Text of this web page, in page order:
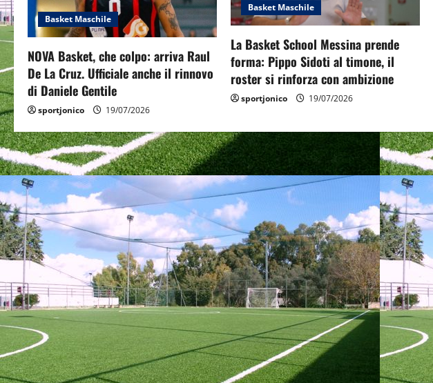
g
a
t
i
o
n
Basket Maschile
NOVA Basket, che colpo: arriva Raul
De La Cruz. Ufficiale anche il rinnovo
di Daniele Gentile
sportjonico 19/07/2026
Basket Maschile
La Basket School Messina prende
forma: Pippo Sidoti al timone, il
roster si rinforza con ambizione
sportjonico 19/07/2026